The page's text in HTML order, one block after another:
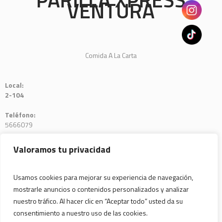
Valoramos tu privacidad
Usamos cookies para mejorar su experiencia de navegación,
mostrarle anuncios o contenidos personalizados y analizar
nuestro tráfico. Al hacer clic en “Aceptar todo” usted da su
consentimiento a nuestro uso de las cookies.
VENTURA
Comida A La Carta
Local:
2-104
Teléfono:
5666079
E-mail:
parrillaventura@hotmail.com